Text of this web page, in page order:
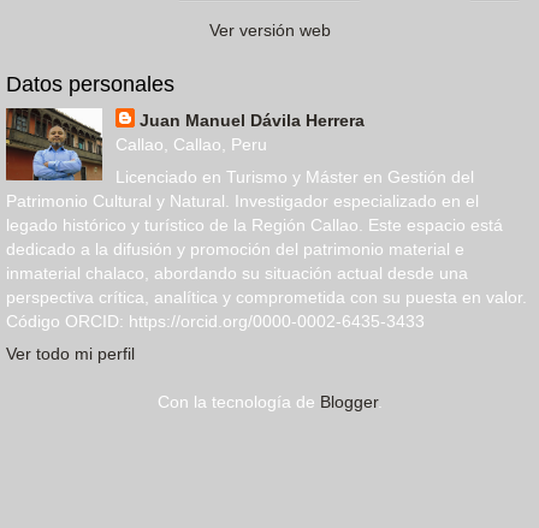
Ver versión web
Datos personales
Juan Manuel Dávila Herrera
Callao, Callao, Peru
Licenciado en Turismo y Máster en Gestión del
Patrimonio Cultural y Natural. Investigador especializado en el
legado histórico y turístico de la Región Callao. Este espacio está
dedicado a la difusión y promoción del patrimonio material e
inmaterial chalaco, abordando su situación actual desde una
perspectiva crítica, analítica y comprometida con su puesta en valor.
Código ORCID: https://orcid.org/0000-0002-6435-3433
Ver todo mi perfil
Con la tecnología de Blogger.